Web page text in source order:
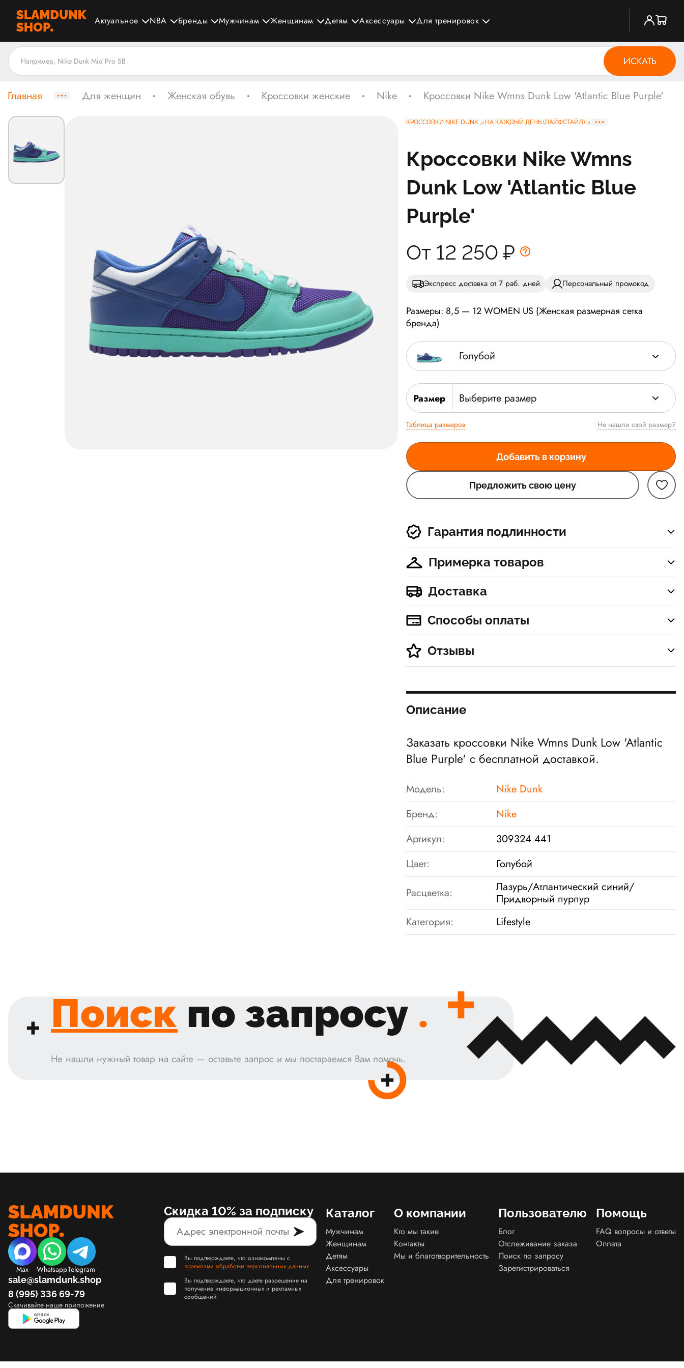
Актуальное NBA Бренды Мужчинам Женщинам Детям Аксессуары Для тренировок
ИСКАТЬ
Главная Для женщин Женская обувь Кроссовки женские Nike Кроссовки Nike Wmns Dunk Low 'Atlantic Blue Purple'
КРОССОВКИ NIKE DUNK НА КАЖДЫЙ ДЕНЬ (ЛАЙФСТАЙЛ)
Кроссовки Nike Wmns
Dunk Low 'Atlantic Blue
Purple'
От 12 250 ₽
Экспресс доставка от 7 раб. дней Персональный промокод
Размеры: 8,5 — 12 WOMEN US (Женская размерная сетка
бренда)
Голубой
Размер Выберите размер
Таблица размеров Не нашли свой размер?
Добавить в корзину
Предложить свою цену
Гарантия подлинности
Примерка товаров
Доставка
Способы оплаты
Отзывы
Описание
Заказать кроссовки Nike Wmns Dunk Low 'Atlantic
Blue Purple' с бесплатной доставкой.
Модель:
Nike Dunk
Бренд:
Nike
Артикул:
309324 441
Цвет:
Голубой
Расцветка:
Лазурь/Атлантический синий/
Придворный пурпур
Категория:
Lifestyle
Поиск по запросу .
Не нашли нужный товар на сайте — оставьте запрос и мы постараемся Вам помочь.
Max WhatsappTelegram
sale@slamdunk.shop
8 (995) 336 69-79
Скачивайте наше приложение
Скидка 10% за подписку
Вы подтверждаете, что ознакомлены с
правилами обработки персональных данных
Вы подтверждаете, что даете разрешение на
получение информационных и рекламных
сообщений
Каталог
Мужчинам
Женщинам
Детям
Аксессуары
Для тренировок
О компании
Кто мы такие
Контакты
Мы и благотворительность
Пользователю
Блог
Отслеживание заказа
Поиск по запросу
Зарегистрироваться
Помощь
FAQ вопросы и ответы
Оплата